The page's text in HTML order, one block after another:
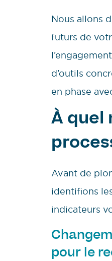
Nous allons
futurs de
d’outils
en phase
À quel
Avant de
identifions
indicateurs
pour le